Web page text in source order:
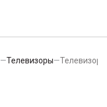
—Телевизоры—Телевизор